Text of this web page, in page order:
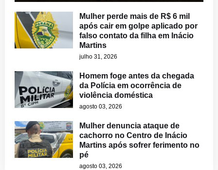
Mulher perde mais de R$ 6 mil
após cair em golpe aplicado por
falso contato da filha em Inácio
Martins
julho 31, 2026
Homem foge antes da chegada
da Polícia em ocorrência de
violência doméstica
agosto 03, 2026
Mulher denuncia ataque de
cachorro no Centro de Inácio
Martins após sofrer ferimento no
pé
agosto 03, 2026